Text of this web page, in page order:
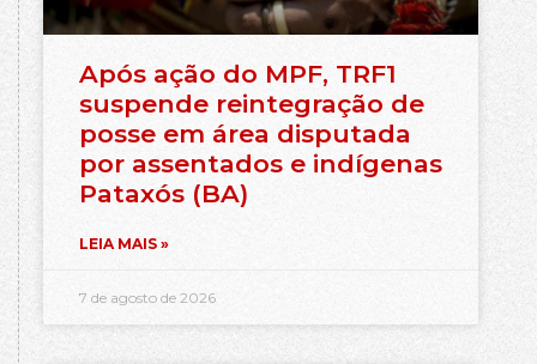
Após ação do MPF, TRF1
suspende reintegração de
posse em área disputada
por assentados e indígenas
Pataxós (BA)
LEIA MAIS »
7 de agosto de 2026